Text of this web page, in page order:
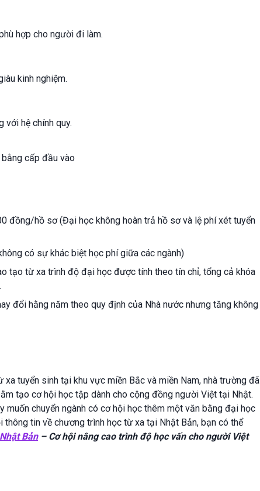
hợp cho người đi làm.
kinh nghiệm.
với hệ chính quy.
cấp đầu vào
đồng/hồ sơ (Đại học không hoàn trả hồ sơ và lệ phí xét tuyển
có sự khác biệt học phí giữa các ngành)
tạo từ xa trình độ đại học được tính theo tín chỉ, tổng cả khóa
đổi hằng năm theo quy định của Nhà nước nhưng tăng không
tuyển sinh tại khu vực miền Bắc và miền Nam, nhà trường đã
tạo cơ hội học tập dành cho cộng đồng người Việt tại Nhật.
muốn chuyển ngành có cơ hội học thêm một văn bằng đại học
tin về chương trình học từ xa tại Nhật Bản, bạn có thể
Bản– Cơ hội nâng cao trình độ học vấn cho người Việt